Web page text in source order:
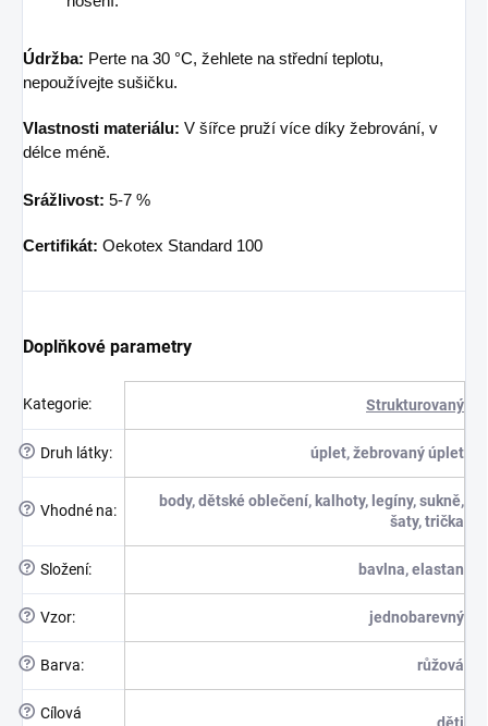
Údržba: Perte na 30 °C, žehlete na střední teplotu,
nepoužívejte sušičku.
Vlastnosti materiálu: V šířce pruží více díky žebrování, v
délce méně.
Srážlivost: 5-7 %
Certifikát: Oekotex Standard 100
Doplňkové parametry
Kategorie: Strukturovaný
? Druh látky: úplet, žebrovaný úplet
? Vhodné na:
body, dětské oblečení, kalhoty, legíny, sukně,
šaty, trička
? Složení: bavlna, elastan
? Vzor: jednobarevný
? Barva: růžová
? Cílová